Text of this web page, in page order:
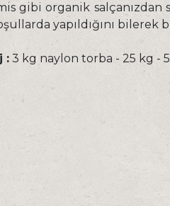
gibi organik
yapıldığını bilerek
:3 kg naylon torba - 25 kg -